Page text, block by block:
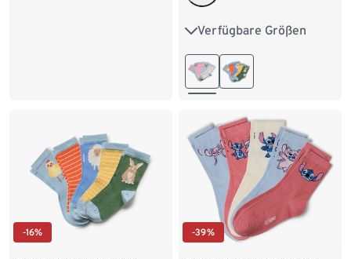
Verfügbare Größen
23-26 27-30 31-34
-16% -39%